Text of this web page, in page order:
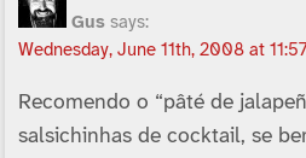
Gus says:
Wednesday, June 11th, 2008 at 11:57
Recomendo o “pâté de
salsichinhas de cocktail, se